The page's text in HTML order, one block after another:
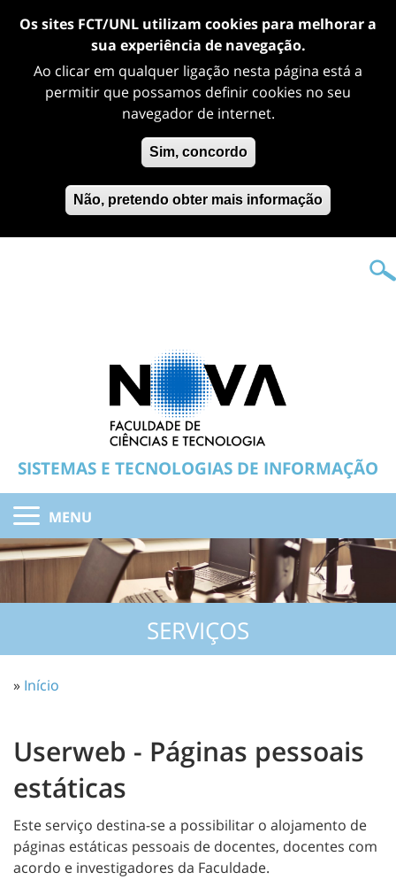
Os sites FCT/UNL utilizam cookies para melhorar a
sua experiência de navegação.
Ao clicar em qualquer ligação nesta página está a
permitir que possamos definir cookies no seu
navegador de internet.
Sim, concordo
Não, pretendo obter mais informação
SISTEMAS E TECNOLOGIAS DE INFORMAÇÃO
MENU
SERVIÇOS
» Início
Userweb - Páginas pessoais
estáticas
Este serviço destina-se a possibilitar o alojamento de
páginas estáticas pessoais de docentes, docentes com
acordo e investigadores da Faculdade.